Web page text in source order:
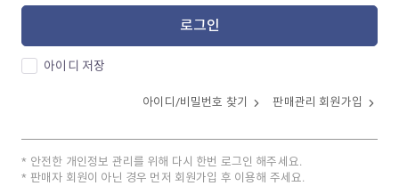
로그인
아이디 저장
아이디/비밀번호 찾기 판매관리 회원가입
안전한 개인정보 관리를 위해 다시 한번 로그인 해주세요.
판매자 회원이 아닌 경우 먼저 회원가입 후 이용해 주세요.